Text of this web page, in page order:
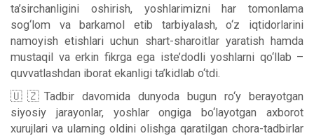
ta’sirchanligini oshirish, yoshlarimizni har tomonlama
sog‘lom va barkamol etib tarbiyalash, o‘z iqtidorlarini
namoyish etishlari uchun shart-sharoitlar yaratish hamda
mustaqil va erkin fikrga ega iste’dodli yoshlarni qo‘llab –
quvvatlashdan iborat ekanligi ta’kidlab o‘tdi.
🇺🇿Tadbir davomida dunyoda bugun ro‘y berayotgan
siyosiy jarayonlar, yoshlar ongiga bo‘layotgan axborot
xurujlari va ularning oldini olishga qaratilgan chora-tadbirlar